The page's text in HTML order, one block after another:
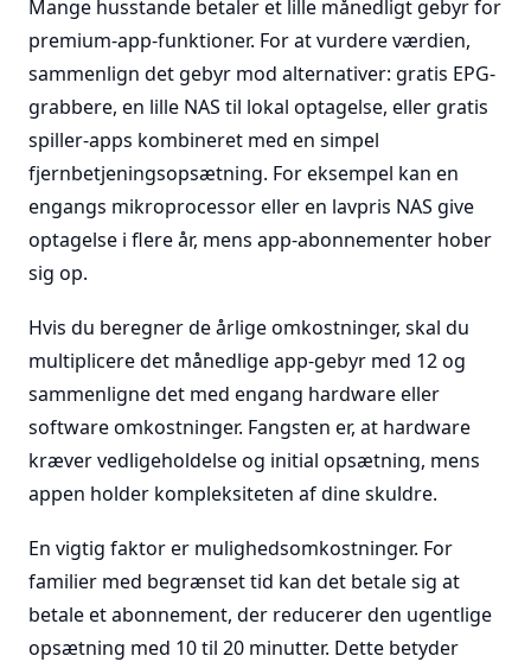
Mange husstande betaler et lille månedligt gebyr for
premium-app-funktioner. For at vurdere værdien,
sammenlign det gebyr mod alternativer: gratis EPG-
grabbere, en lille NAS til lokal optagelse, eller gratis
spiller-apps kombineret med en simpel
fjernbetjeningsopsætning. For eksempel kan en
engangs mikroprocessor eller en lavpris NAS give
optagelse i flere år, mens app-abonnementer hober
sig op.
Hvis du beregner de årlige omkostninger, skal du
multiplicere det månedlige app-gebyr med 12 og
sammenligne det med engang hardware eller
software omkostninger. Fangsten er, at hardware
kræver vedligeholdelse og initial opsætning, mens
appen holder kompleksiteten af dine skuldre.
En vigtig faktor er mulighedsomkostninger. For
familier med begrænset tid kan det betale sig at
betale et abonnement, der reducerer den ugentlige
opsætning med 10 til 20 minutter. Dette betyder